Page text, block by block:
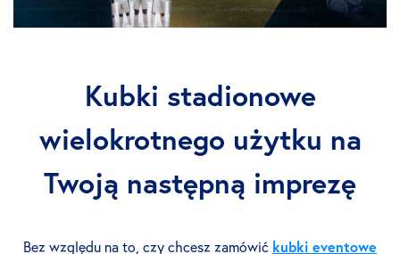
Kubki stadionowe
wielokrotnego użytku na
Twoją następną imprezę
Bez względu na to, czy chcesz zamówić kubki eventowe